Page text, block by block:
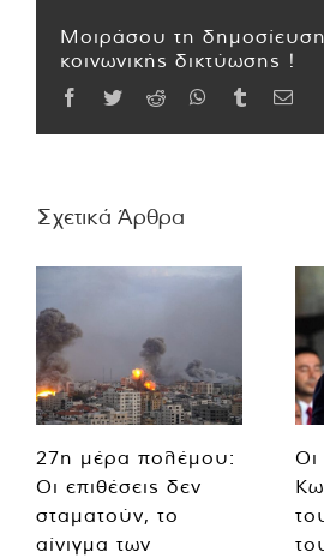
Μοιράσου τη
κοινωνικής δικτύωσης !
Facebook
TwitterReddit WhatsApp
Tumblr
Σχετικά Άρθρα
27η μέρα πολέμου:
Οι επιθέσεις δεν
σταματούν, το
αίνιγμα των
Οι